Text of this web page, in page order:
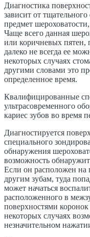
Диагностика
зависит от
предмет
Чаще всего данная
или коричневых пятен,
далеко не всегда ее
некоторых случаях
другими словами это
определенное время.
Квалифицированные
ультрасовременного
кариес зубов во время
Диагностируется
специального
обнаружения
возможность
Если он расположен на
другим зубам, туда
может начаться
расположенного в
поверхностями
некоторых случаях
незначительном